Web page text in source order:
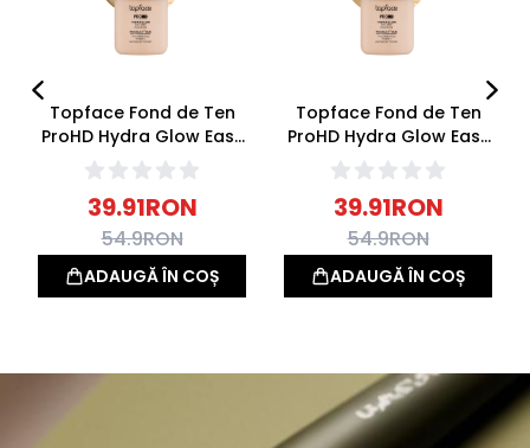
Topface Fond de Ten
ProHD Hydra Glow Easy
Drop 002 Porcelain Veil
30g
39.91RON
54.9RON
ADAUGĂ ÎN COȘ
Topface Fond de Ten
ProHD Hydra Glow Easy
Drop 003 Linen 30g
39.91RON
54.9RON
ADAUGĂ ÎN COȘ